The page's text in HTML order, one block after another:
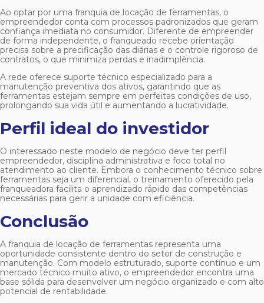
Ao optar por uma franquia de locação de ferramentas, o
empreendedor conta com processos padronizados que geram
confiança imediata no consumidor. Diferente de empreender
de forma independente, o franqueado recebe orientação
precisa sobre a precificação das diárias e o controle rigoroso de
contratos, o que minimiza perdas e inadimplência.
A rede oferece suporte técnico especializado para a
manutenção preventiva dos ativos, garantindo que as
ferramentas estejam sempre em perfeitas condições de uso,
prolongando sua vida útil e aumentando a lucratividade.
Perfil ideal do investidor
O interessado neste modelo de negócio deve ter perfil
empreendedor, disciplina administrativa e foco total no
atendimento ao cliente. Embora o conhecimento técnico sobre
ferramentas seja um diferencial, o treinamento oferecido pela
franqueadora facilita o aprendizado rápido das competências
necessárias para gerir a unidade com eficiência.
Conclusão
A franquia de locação de ferramentas representa uma
oportunidade consistente dentro do setor de construção e
manutenção. Com modelo estruturado, suporte contínuo e um
mercado técnico muito ativo, o empreendedor encontra uma
base sólida para desenvolver um negócio organizado e com alto
potencial de rentabilidade.